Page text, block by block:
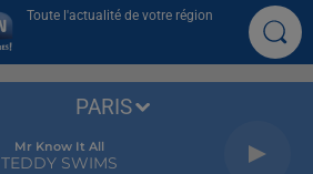
Toute l'actualité de votre région
Mr Know It All
TEDDY SWIMS
PARIS